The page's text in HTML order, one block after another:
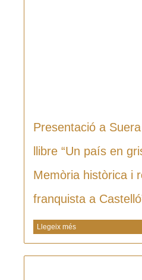
Presentació a
llibre “Un país en
Memòria històrica i
franquista a
Llegeix més